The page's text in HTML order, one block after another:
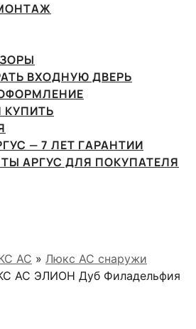
ВХОДНУЮ ДВЕРЬ
КУПИТЬ
— 7 ЛЕТ ГАРАНТИИ
АРГУС ДЛЯ ПОКУПАТЕЛЯ
АС » Люкс АС снаружи
АС ЭЛИОН Дуб Филадельфия